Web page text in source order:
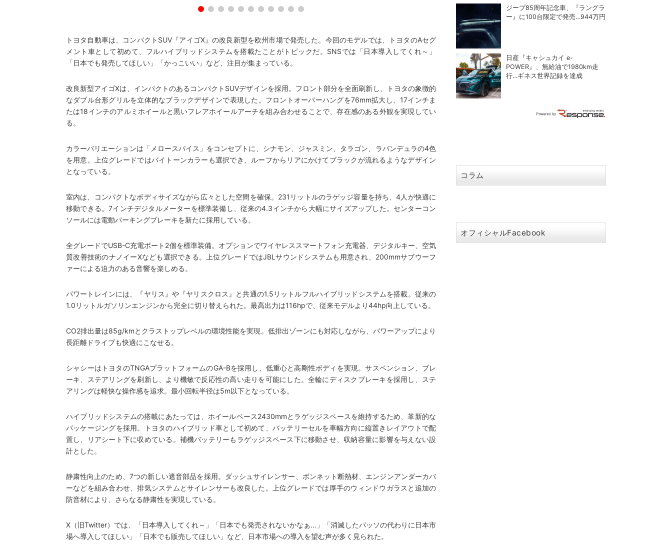
トヨタ自動車は、コンパクトSUV『アイゴX』の改良新型を欧州市場で発売した。今回のモデルでは、トヨタのAセグ
メント車として初めて、フルハイブリッドシステムを搭載たことがトピックだ。SNSでは「日本導入してくれ～」
「日本でも発売してほしい」「かっこいい」など、注目が集まっている。
改良新型アイゴXは、インパクトのあるコンパクトSUVデザインを採用。フロント部分を全面刷新し、トヨタの象徴的
なダブル台形グリルを立体的なブラックデザインで表現した。フロントオーバーハングを76mm拡大し、17インチま
たは18インチのアルミホイールと黒いフレアホイールアーチを組み合わせることで、存在感のある外観を実現してい
る。
カラーバリエーションは「メロースパイス」をコンセプトに、シナモン、ジャスミン、タラゴン、ラバンデュラの4色
を用意。上位グレードではバイトーンカラーも選択でき、ルーフからリアにかけてブラックが流れるようなデザイン
となっている。
室内は、コンパクトなボディサイズながら広々とした空間を確保。231リットルのラゲッジ容量を持ち、4人が快適に
移動できる。7インチデジタルメーターを標準装備し、従来の4.3インチから大幅にサイズアップした。センターコン
ソールには電動パーキングブレーキを新たに採用している。
全グレードでUSB-C充電ポート2個を標準装備。オプションでワイヤレススマートフォン充電器、デジタルキー、空気
質改善技術のナノイーXなども選択できる。上位グレードではJBLサウンドシステムも用意され、200mmサブウーフ
ァーによる迫力のある音響を楽しめる。
パワートレインには、『ヤリス』や『ヤリスクロス』と共通の1.5リットルフルハイブリッドシステムを搭載。従来の
1.0リットルガソリンエンジンから完全に切り替えられた。最高出力は116hpで、従来モデルより44hp向上している。
CO2排出量は85g/kmとクラストップレベルの環境性能を実現。低排出ゾーンにも対応しながら、パワーアップにより
長距離ドライブも快適にこなせる。
シャシーはトヨタのTNGAプラットフォームのGA-Bを採用し、低重心と高剛性ボディを実現。サスペンション、ブレ
ーキ、ステアリングを刷新し、より機敏で反応性の高い走りを可能にした。全輪にディスクブレーキを採用し、ステ
アリングは軽快な操作感を追求。最小回転半径は5m以下となっている。
ハイブリッドシステムの搭載にあたっては、ホイールベース2430mmとラゲッジスペースを維持するため、革新的な
パッケージングを採用。トヨタのハイブリッド車として初めて、バッテリーセルを車幅方向に縦置きレイアウトで配
置し、リアシート下に収めている。補機バッテリーもラゲッジスペース下に移動させ、収納容量に影響を与えない設
計とした。
静粛性向上のため、7つの新しい遮音部品を採用。ダッシュサイレンサー、ボンネット断熱材、エンジンアンダーカバ
ーなどを組み合わせ、排気システムとサイレンサーも改良した。上位グレードでは厚手のウィンドウガラスと追加の
防音材により、さらなる静粛性を実現している。
X（旧Twitter）では、「日本導入してくれ～」「日本でも発売されないかなぁ…」「消滅したパッソの代わりに日本市
場へ導入してほしい」「日本でも販売してほしい」など、日本市場への導入を望む声が多く見られた。
ジープ85周年記念車、『ラングラ
ー』に100台限定で発売…944万円
日産『キャシュカイ e-
POWER』、無給油で1980km走
行…ギネス世界記録を達成
コラム
オフィシャルFacebook